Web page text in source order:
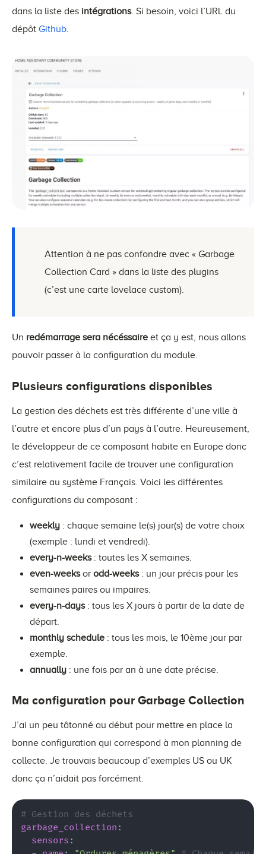
dans la liste des intégrations. Si besoin, voici l’URL du
dépôt Github.
Attention à ne pas confondre avec « Garbage
Collection Card » dans la liste des plugins
(c’est une carte lovelace custom).
Un redémarrage sera nécéssaire et ça y est, nous allons
pouvoir passer à la configuration du module.
Plusieurs configurations disponibles
La gestion des déchets est très différente d’une ville à
l’autre et encore plus d’un pays à l’autre. Heureusement,
le développeur de ce composant habite en Europe donc
c’est relativement facile de trouver une configuration
similaire au système Français. Voici les différentes
configurations du composant :
weekly : chaque semaine le(s) jour(s) de votre choix
(exemple : lundi et vendredi).
every-n-weeks: toutes les X semaines.
even-weeksor odd-weeks: un jour précis pour les
semaines paires ou impaires.
every-n-days: tous les X jours à partir de la date de
départ.
monthly schedule : tous les mois, le 10ème jour par
exemple.
annually : une fois par an à une date précise.
Ma configuration pour Garbage Collection
J’ai un peu tâtonné au début pour mettre en place la
bonne configuration qui correspond à mon planning de
collecte. Je trouvais beaucoup d’exemples US ou UK
donc ça n’aidait pas forcément.
# Gestion des déchets
garbage_collection :
sensors :